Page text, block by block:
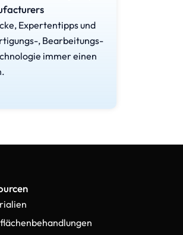
Expertentipps und
, Bearbeitungs-
immer einen